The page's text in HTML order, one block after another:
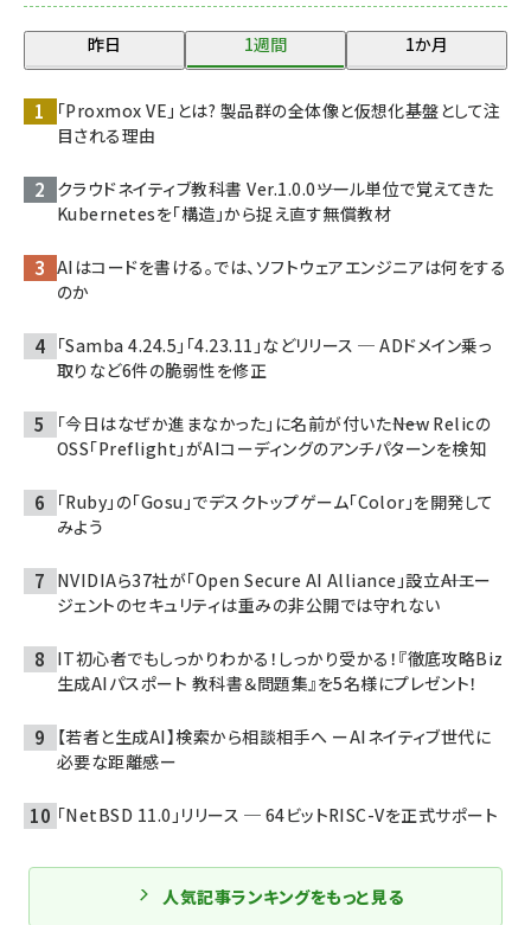
昨日 1週間 1か月
「Proxmox VE」とは? 製品群の全体像と仮想化基盤として注
目される理由
クラウドネイティブ教科書 Ver.1.0.0――ツール単位で覚えてきた
Kubernetesを「構造」から捉え直す無償教材
AIはコードを書ける。では、ソフトウェアエンジニアは何をする
のか
「Samba 4.24.5」「4.23.11」などリリース ─ ADドメイン乗っ
取りなど6件の脆弱性を修正
「今日はなぜか進まなかった」に名前が付いた――New Relicの
OSS「Preflight」がAIコーディングのアンチパターンを検知
「Ruby」の「Gosu」でデスクトップゲーム「Color」を開発して
みよう
NVIDIAら37社が「Open Secure AI Alliance」設立――AIエー
ジェントのセキュリティは重みの非公開では守れない
IT初心者でもしっかりわかる！しっかり受かる！『徹底攻略Biz
生成AIパスポート 教科書＆問題集』を5名様にプレゼント！
【若者と生成AI】検索から相談相手へ ーAIネイティブ世代に
必要な距離感ー
「NetBSD 11.0」リリース ─ 64ビットRISC-Vを正式サポート
人気記事ランキングをもっと見る